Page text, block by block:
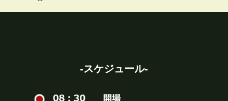
-スケジュール-